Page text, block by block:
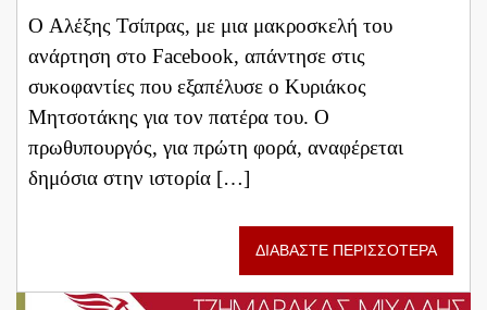
Ο Αλέξης Τσίπρας, με μια μακροσκελή του
ανάρτηση στο Facebook, απάντησε στις
συκοφαντίες που εξαπέλυσε ο Κυριάκος
Μητσοτάκης για τον πατέρα του. Ο
πρωθυπουργός, για πρώτη φορά, αναφέρεται
δημόσια στην ιστορία […]
ΔΙΑΒΑΣΤΕ ΠΕΡΙΣΣΟΤΕΡΑ